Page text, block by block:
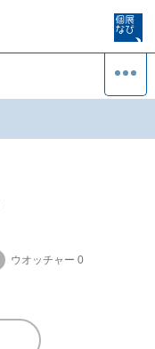
ウオッチャー 0